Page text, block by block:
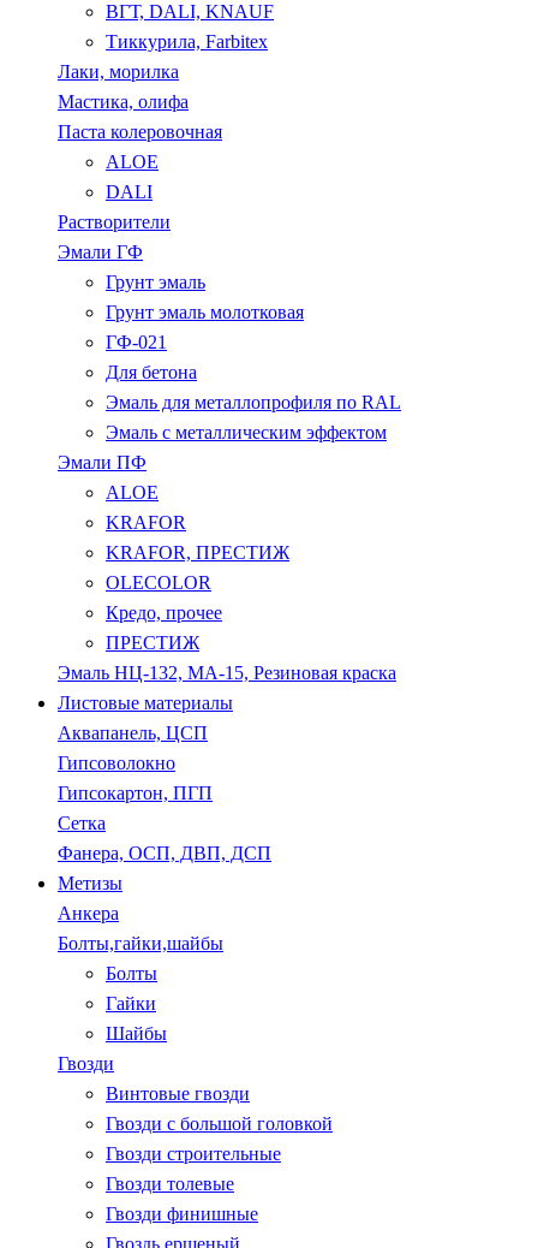
ВГТ, DALI, KNAUF
Тиккурила, Farbitex
Лаки, морилка
Мастика, олифа
Паста колеровочная
ALOE
DALI
Растворители
Эмали ГФ
Грунт эмаль
Грунт эмаль молотковая
ГФ-021
Для бетона
Эмаль для металлопрофиля по RAL
Эмаль с металлическим эффектом
Эмали ПФ
ALOE
KRAFOR
KRAFOR, ПРЕСТИЖ
OLECOLOR
Кредо, прочее
ПРЕСТИЖ
Эмаль НЦ-132, МА-15, Резиновая краска
Листовые материалы
Аквапанель, ЦСП
Гипсоволокно
Гипсокартон, ПГП
Сетка
Фанера, ОСП, ДВП, ДСП
Метизы
Анкера
Болты,гайки,шайбы
Болты
Гайки
Шайбы
Гвозди
Винтовые гвозди
Гвозди с большой головкой
Гвозди строительные
Гвозди толевые
Гвозди финишные
Гвоздь ершеный